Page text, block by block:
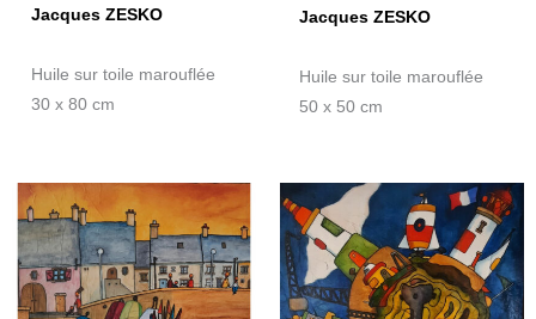
Jacques ZESKO
Huile sur toile marouflée
30 x 80 cm
Jacques ZESKO
Huile sur toile marouflée
50 x 50 cm